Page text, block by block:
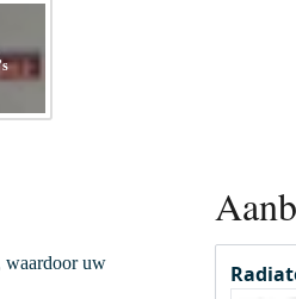
waardoor uw